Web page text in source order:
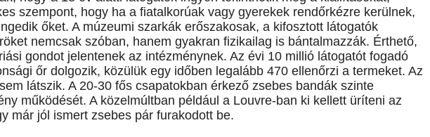
szempont, hogy ha a fiatalkorúak vagy gyerekek rendőrkézre kerülnek,
őket. A múzeumi szarkák erőszakosak, a kifosztott látogatók
nemcsak szóban, hanem gyakran fizikailag is bántalmazzák. Érthető,
gondot jelentenek az intézménynek. Az évi 10 millió látogatót fogadó
őr dolgozik, közülük egy időben legalább 470 ellenőrzi a termeket. Az
látszik. A 20-30 fős csapatokban érkező zsebes bandák szinte
működését. A közelmúltban például a Louvre-ban ki kellett üríteni az
már jól ismert zsebes pár furakodott be.